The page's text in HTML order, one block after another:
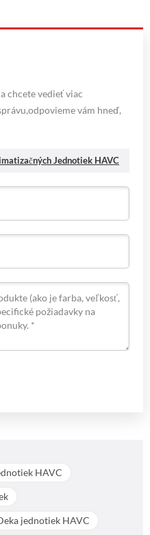
chcete vedieť viac
vám hneď,
Jednotiek HAVC
HAVC
jednotiek HAVC